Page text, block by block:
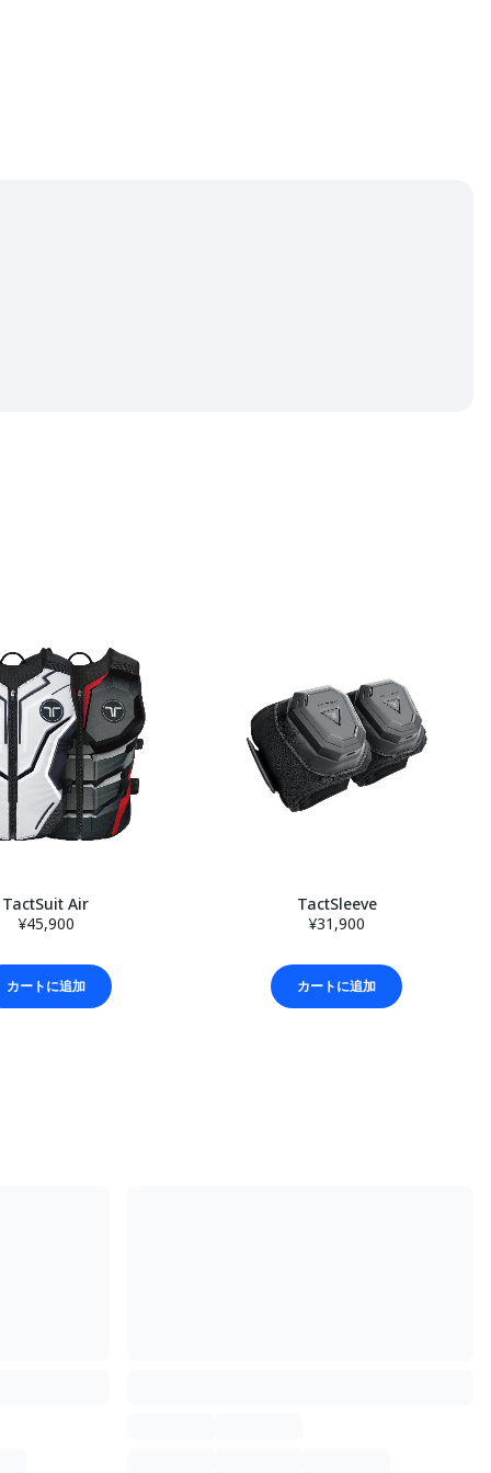
TactSuit Air
¥45,900
カートに追加
TactSleeve
¥31,900
カートに追加